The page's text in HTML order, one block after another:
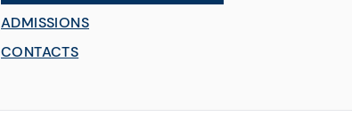
ADMISSIONS
CONTACTS